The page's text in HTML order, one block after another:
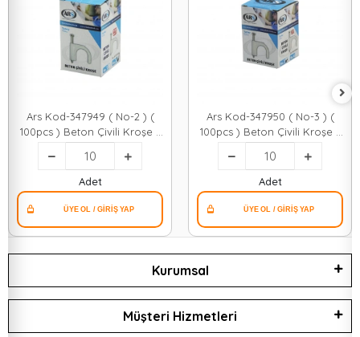
Ars Kod-347949 ( No-2 ) (
100pcs ) Beton Çivili Kroşe (
2x4 Antigron )*10x20
Adet
Ars Kod-347950 ( No-3 ) (
100pcs ) Beton Çivili Kroşe (
2x4 Antigron )*10x20
Adet
Kurumsal
Müşteri Hizmetleri